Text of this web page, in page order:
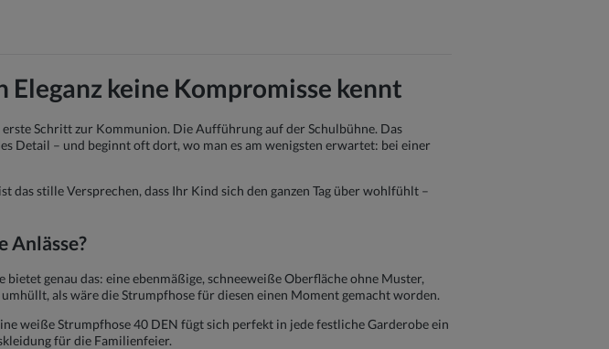
keine Kompromisse kennt
Schritt zur Kommunion. Die Aufführung auf der Schulbühne. Das
Detail – und beginnt oft dort, wo man es am wenigsten erwartet: bei einer
stille Versprechen, dass Ihr Kind sich den ganzen Tag über wohlfühlt –
Anlässe?
genau das: eine ebenmäßige, schneeweiße Oberfläche ohne Muster,
als wäre die Strumpfhose für diesen einen Moment gemacht worden.
weiße Strumpfhose 40 DEN fügt sich perfekt in jede festliche Garderobe ein
für die Familienfeier.